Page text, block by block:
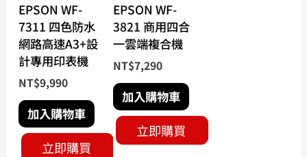
EPSON WF-
7311 四色防水
網路高速A3+設
計專用印表機
NT$9,990
加入購物車
立即購買
EPSON WF-
3821 商用四合
一雲端複合機
NT$7,290
加入購物車
立即購買